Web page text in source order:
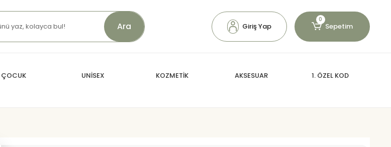
Ara Giriş Yap
0
Sepetim
ÇOCUK UNİSEX KOZMETİK AKSESUAR 1. ÖZEL KOD